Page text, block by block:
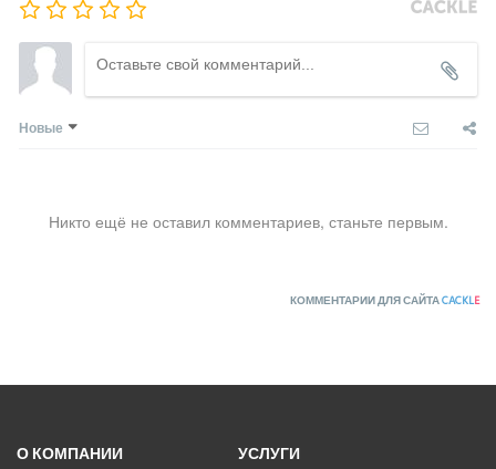
Новые
Никто ещё не оставил комментариев, станьте первым.
КОММЕНТАРИИ ДЛЯ САЙТАCACKLE
О КОМПАНИИ
УСЛУГИ